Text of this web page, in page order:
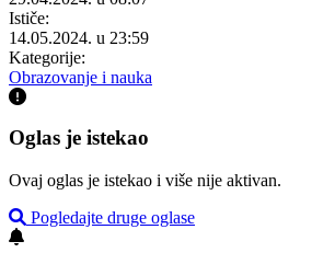
Ističe:
14.05.2024. u 23:59
Kategorije:
Obrazovanje i nauka
Oglas je istekao
Ovaj oglas je istekao i više nije aktivan.
Pogledajte druge oglase